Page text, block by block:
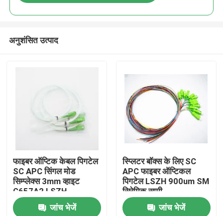
अनुशंसित उत्पाद
फाइबर ऑप्टिक केबल पिगटेल
SC APC सिंगल मोड
सिम्प्लेक्स 3mm व्हाइट
G657A2 LSZH
जांच भेजें
स्प्लिटर बॉक्स के लिए SC
APC फाइबर ऑप्टिकल
पिगटेल LSZH 900um SM
सिरेमिक सामी
जांच भेजें